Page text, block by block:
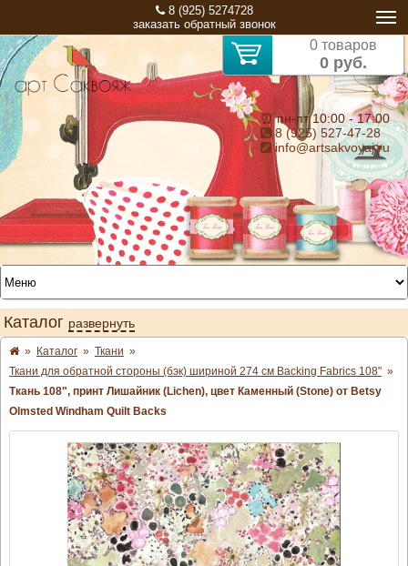
8 (925) 5274728
заказать обратный звонок
0 товаров
0 руб.
⏰ пн-пт 10:00 - 17:00
8 (925) 527-47-28
info@artsakvoyaj.ru
Каталог развернуть
» Каталог » Ткани »
Ткани для обратной стороны (бэк) шириной 274 см Backing Fabrics 108" »
Ткань 108", принт Лишайник (Lichen), цвет Каменный (Stone) от Betsy
Olmsted Windham Quilt Backs